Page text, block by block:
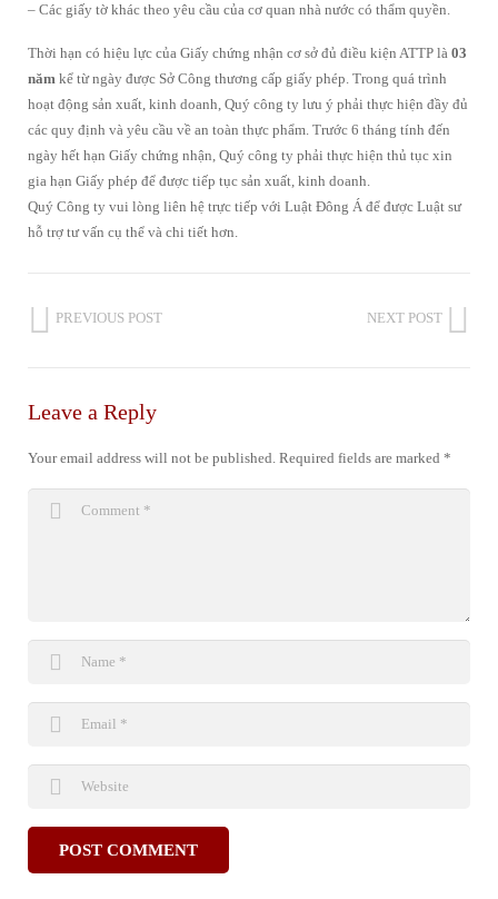
– Các giấy tờ khác theo yêu cầu của cơ quan nhà nước có thẩm quyền.
Thời hạn có hiệu lực của Giấy chứng nhận cơ sở đủ điều kiện ATTP là 03
năm kể từ ngày được Sở Công thương cấp giấy phép. Trong quá trình
hoạt động sản xuất, kinh doanh, Quý công ty lưu ý phải thực hiện đầy đủ
các quy định và yêu cầu về an toàn thực phẩm. Trước 6 tháng tính đến
ngày hết hạn Giấy chứng nhận, Quý công ty phải thực hiện thủ tục xin
gia hạn Giấy phép để được tiếp tục sản xuất, kinh doanh.
Quý Công ty vui lòng liên hệ trực tiếp với Luật Đông Á để được Luật sư
hỗ trợ tư vấn cụ thể và chi tiết hơn.
PREVIOUS POST NEXT POST
Leave a Reply
Your email address will not be published. Required fields are marked *